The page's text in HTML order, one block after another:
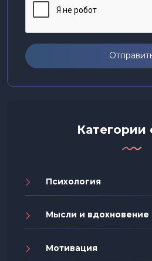
Категории
Психология
Мысли и вдохновение
Мотивация